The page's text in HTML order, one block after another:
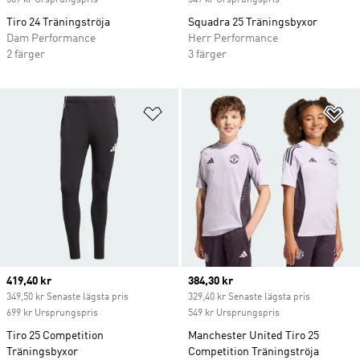
Tiro 24 Träningströja
Dam Performance
2 färger
Squadra 25 Träningsbyxor
Herr Performance
3 färger
Lägg till på önskelistan
Current price
419,40 kr
349,50 kr Senaste lägsta pris
699 kr Ursprungspris
Tiro 25 Competition
Träningsbyxor
Current price
384,30 kr
329,40 kr Senaste lägsta pris
549 kr Ursprungspris
Manchester United Tiro 25
Competition Träningströja